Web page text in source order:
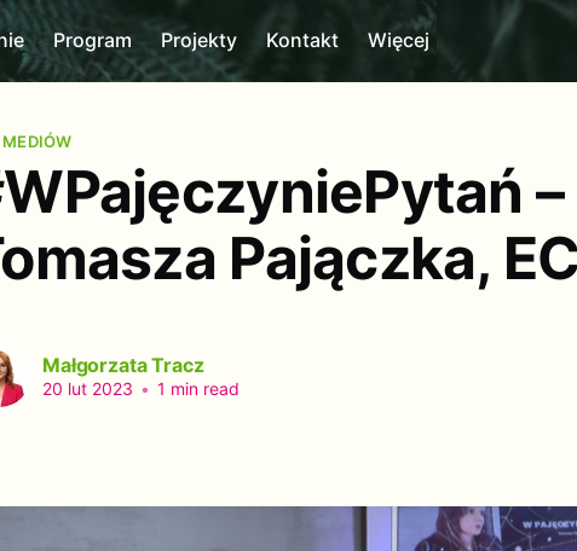
Program Projekty Kontakt Więcej
MEDIÓW
–
Pajączka,
Małgorzata Tracz
20 lut 2023 • 1 min read